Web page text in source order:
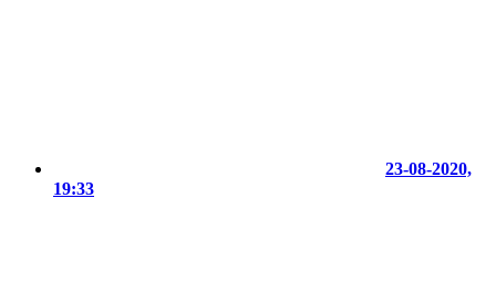
23-08-2020,
19:33